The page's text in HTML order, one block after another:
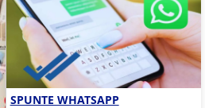
SPUNTE WHATSAPP